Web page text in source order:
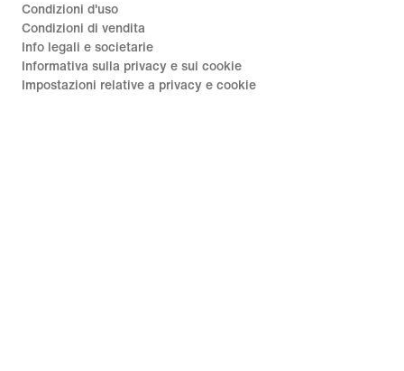
Condizioni d'uso
Condizioni di vendita
Info legali e societarie
Informativa sulla privacy e sui cookie
Impostazioni relative a privacy e cookie